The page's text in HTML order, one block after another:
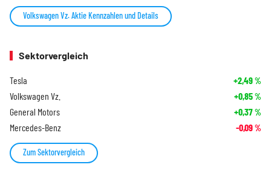
Volkswagen Vz. Aktie Kennzahlen und Details
Sektorvergleich
Tesla +2,49%
Volkswagen Vz. +0,85%
General Motors +0,37%
Mercedes-Benz -0,09%
Zum Sektorvergleich